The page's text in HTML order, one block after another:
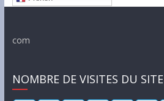
NOMBRE DE VISITES DU SITE